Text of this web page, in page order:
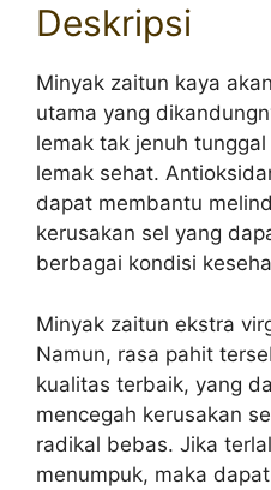
Deskripsi
Minyak zaitun kaya
utama yang
lemak tak jenuh
lemak sehat.
dapat membantu
kerusakan sel yang
berbagai kondisi
Minyak zaitun ekstra
Namun, rasa pahit
kualitas terbaik, yang
mencegah kerusakan
radikal bebas. Jika
menumpuk, maka